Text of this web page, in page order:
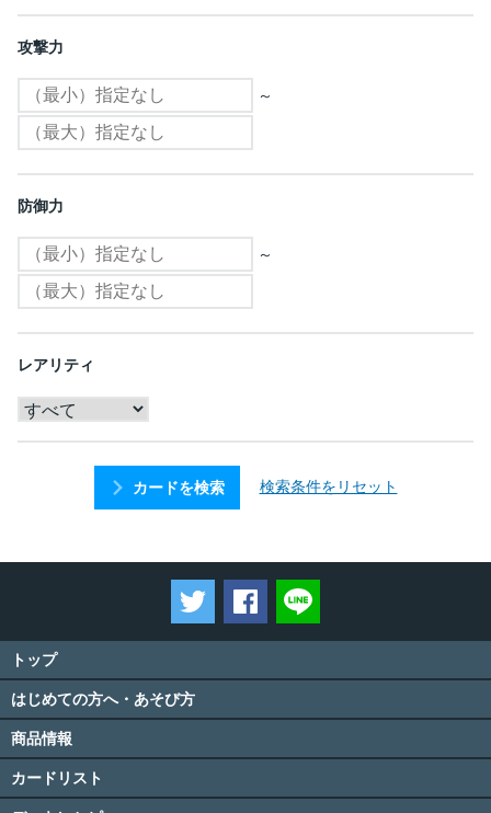
攻撃力
～
防御力
～
レアリティ
カードを検索 検索条件をリセット
ツイートするFacebookでシェアする
トップ
はじめての方へ・あそび方
商品情報
カードリスト